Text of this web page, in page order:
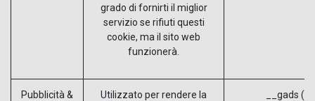
grado di fornirti il miglior
servizio se rifiuti questi
cookie, ma il sito web
funzionerà.
Pubblicità &
Utilizzato per rendere la
__gads